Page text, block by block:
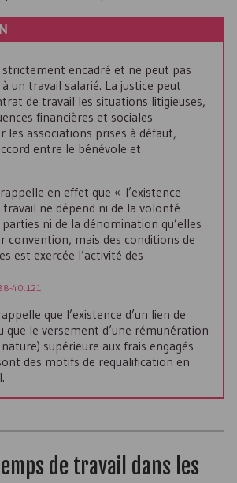
encadré et ne peut pas
un travail salarié. La justice peut
de travail les situations litigieuses,
financières et sociales
associations prises à défaut,
entre le bénévole et
en effet que « l’existence
travail ne dépend ni de la volonté
ni de la dénomination qu’elles
convention, mais des conditions de
est exercée l’activité des
40.121
que l’existence d’un lien de
que le versement d’une rémunération
supérieure aux frais engagés
des motifs de requalification en
de travail dans les